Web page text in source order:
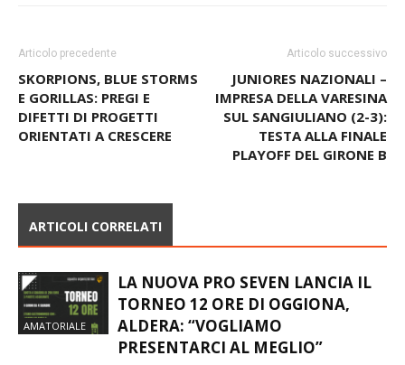
SKORPIONS, BLUE STORMS
E GORILLAS: PREGI E
DIFETTI DI PROGETTI
JUNIORES NAZIONALI –
IMPRESA DELLA VARESINA
SUL SANGIULIANO (2-3):
TESTA ALLA FINALE
ARTICOLI CORRELATI
LA NUOVA PRO SEVEN LANCIA IL
TORNEO 12 ORE DI OGGIONA,
ALDERA: “VOGLIAMO